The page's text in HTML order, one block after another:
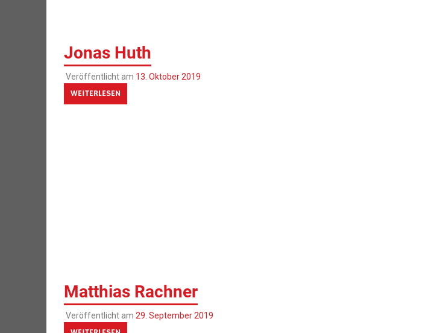
Jonas Huth
Veröffentlicht am 13. Oktober 2019
WEITERLESEN
Matthias Rachner
Veröffentlicht am 29. September 2019